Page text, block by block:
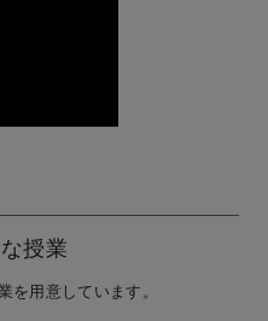
授業
を用意しています。